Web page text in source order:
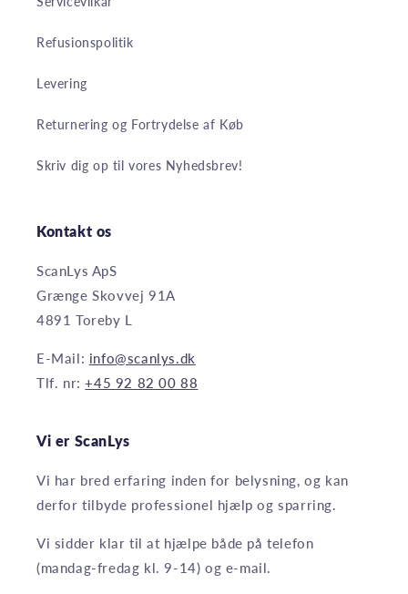
Refusionspolitik
Levering
Returnering og Fortrydelse af Køb
Skriv dig op til vores Nyhedsbrev!
Kontakt os
ScanLys ApS
Grænge Skovvej 91A
4891 Toreby L
E-Mail: info@scanlys.dk
Tlf. nr:+45 92 82 00 88
Vi er ScanLys
Vi har bred erfaring inden for belysning, og kan
derfor tilbyde professionel hjælp og sparring.
Vi sidder klar til at hjælpe både på telefon
(mandag-fredag kl. 9-14) og e-mail.